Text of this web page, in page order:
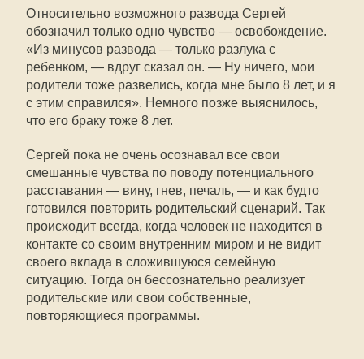
Относительно возможного развода Сергей
обозначил только одно чувство — освобождение.
«Из минусов развода — только разлука с
ребенком, — вдруг сказал он. — Ну ничего, мои
родители тоже развелись, когда мне было 8 лет, и я
с этим справился». Немного позже выяснилось,
что его браку тоже 8 лет.
Сергей пока не очень осознавал все свои
смешанные чувства по поводу потенциального
расставания — вину, гнев, печаль, — и как будто
готовился повторить родительский сценарий. Так
происходит всегда, когда человек не находится в
контакте со своим внутренним миром и не видит
своего вклада в сложившуюся семейную
ситуацию. Тогда он бессознательно реализует
родительские или свои собственные,
повторяющиеся программы.